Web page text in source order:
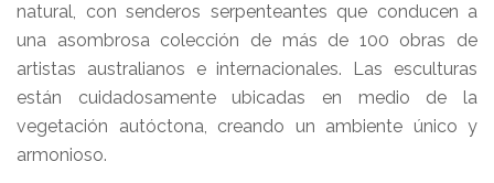
natural, con senderos serpenteantes que conducen a
una asombrosa colección de más de 100 obras de
artistas australianos e internacionales. Las esculturas
están cuidadosamente ubicadas en medio de la
vegetación autóctona, creando un ambiente único y
armonioso.